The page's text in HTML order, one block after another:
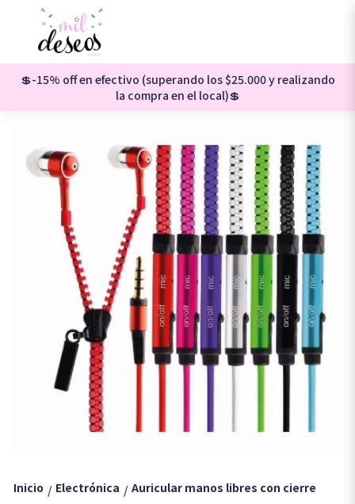
💲-15% off en efectivo (superando los $25.000 y realizando
la compra en el local)💲
Inicio / Electrónica / Auricular manos libres con cierre